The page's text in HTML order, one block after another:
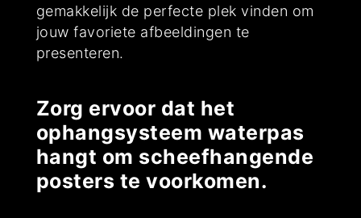
gemakkelijk de perfecte plek vinden om
jouw favoriete afbeeldingen te
presenteren.
Zorg ervoor dat het
ophangsysteem waterpas
hangt om scheefhangende
posters te voorkomen.